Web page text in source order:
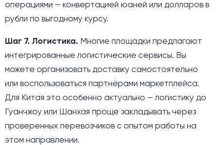
операциями — конвертацией юаней или долларов в
рубли по выгодному курсу.
Шаг 7. Логистика. Многие площадки предлагают
интегрированные логистические сервисы. Вы
можете организовать доставку самостоятельно
или воспользоваться партнёрами маркетплейса.
Для Китая это особенно актуально — логистику до
Гуанчжоу или Шанхая проще закладывать через
проверенных перевозчиков с опытом работы на
этом направлении.